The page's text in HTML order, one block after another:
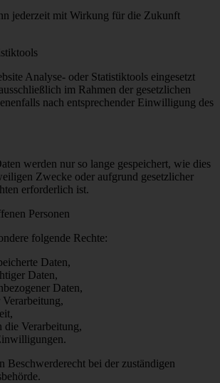
jederzeit mit Wirkung für die Zukunft
Analyse- oder Statistiktools eingesetzt
im Rahmen der gesetzlichen
nach entsprechender Einwilligung des
werden nur so lange gespeichert, wie dies
Zwecke oder aufgrund gesetzlicher
erforderlich ist.
Personen
folgende Rechte:
Daten,
Daten,
Daten,
die Verarbeitung,
Beschwerderecht bei der zuständigen